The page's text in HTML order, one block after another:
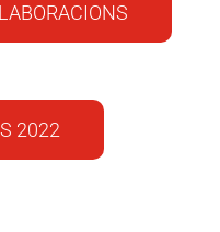
2022